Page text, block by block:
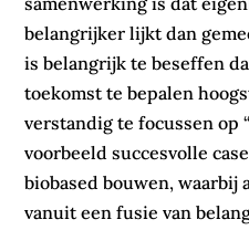
belangrijker lijkt dan
is belangrijk te beseffen
toekomst te bepalen
verstandig te focussen op
voorbeeld succesvolle
biobased bouwen,
vanuit een fusie van